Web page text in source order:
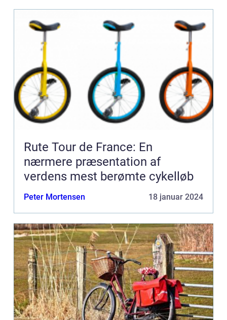
Rute Tour de France: En
nærmere præsentation af
verdens mest berømte cykelløb
Peter Mortensen 18 januar 2024